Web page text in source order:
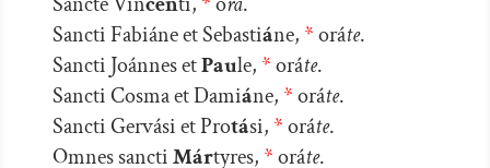
Sancti Fabiáne et Sebastiáne, *oráte.
Sancti Joánnes etPaule, *oráte.
Sancti Cosma et Damiáne, *oráte.
Sancti Gervási et Protási, *oráte.
Omnes sanctiMártyres, *oráte.